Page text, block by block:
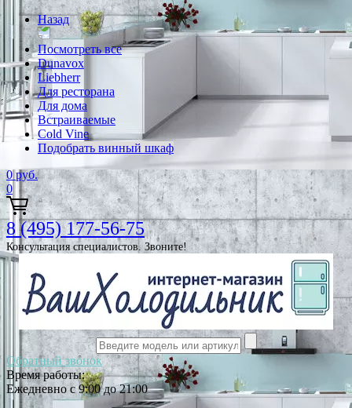
Назад
Посмотреть все
Dunavox
Liebherr
Для ресторана
Для дома
Встраиваемые
Cold Vine
Подобрать винный шкаф
0 руб.
0
8 (495) 177-56-75
Консультация специалистов. Звоните!
Обратный звонок
Время работы:
Ежедневно с 9:00 до 21:00